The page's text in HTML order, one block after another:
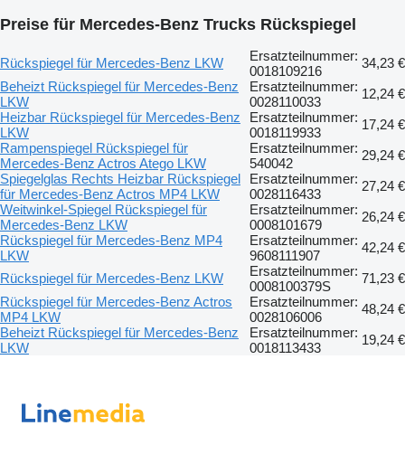
Preise für Mercedes-Benz Trucks Rückspiegel
Rückspiegel für Mercedes-Benz LKW
Ersatzteilnummer:
0018109216
34,23 €
Beheizt Rückspiegel für Mercedes-Benz
LKW
Ersatzteilnummer:
0028110033
12,24 €
Heizbar Rückspiegel für Mercedes-Benz
LKW
Ersatzteilnummer:
0018119933
17,24 €
Rampenspiegel Rückspiegel für
Mercedes-Benz Actros Atego LKW
Ersatzteilnummer:
540042
29,24 €
Spiegelglas Rechts Heizbar Rückspiegel
für Mercedes-Benz Actros MP4 LKW
Ersatzteilnummer:
0028116433
27,24 €
Weitwinkel-Spiegel Rückspiegel für
Mercedes-Benz LKW
Ersatzteilnummer:
0008101679
26,24 €
Rückspiegel für Mercedes-Benz MP4
LKW
Ersatzteilnummer:
9608111907
42,24 €
Rückspiegel für Mercedes-Benz LKW
Ersatzteilnummer:
0008100379S
71,23 €
Rückspiegel für Mercedes-Benz Actros
MP4 LKW
Ersatzteilnummer:
0028106006
48,24 €
Beheizt Rückspiegel für Mercedes-Benz
LKW
Ersatzteilnummer:
0018113433
19,24 €